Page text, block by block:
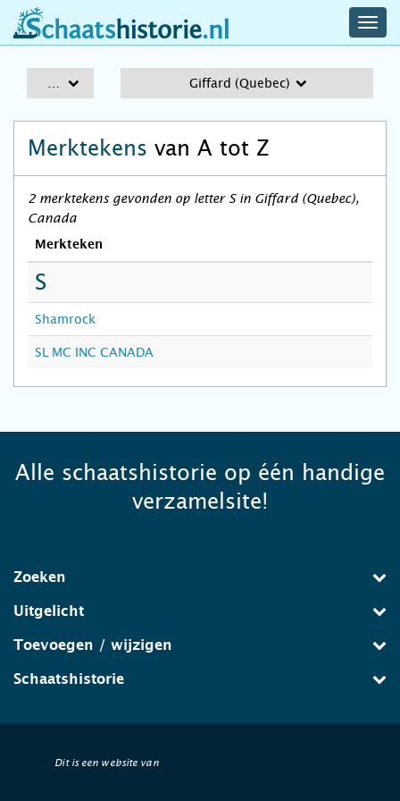
schaatshistorie.nl
Giffard (Quebec)
Merktekens van A tot Z
2 merktekens gevonden op letter S in Giffard (Quebec),
Canada
Merkteken
S
Shamrock
SL MC INC CANADA
Alle schaatshistorie op één handige
verzamelsite!
Zoeken
Uitgelicht
Toevoegen / wijzigen
Schaatshistorie
Dit is een website van